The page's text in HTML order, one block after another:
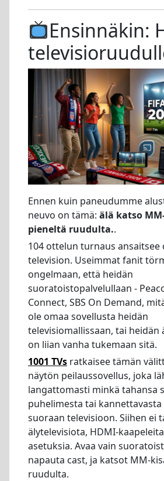
Ensinnäkin:
Ennen kuin paneudumme
neuvo on tämä: älä katso
pieneltä ruudulta..
104 ottelun turnaus ansaitsee
television. Useimmat fanit
ongelmaan, että heidän
suoratoistopalvelullaan -
Connect, SBS On Demand,
ole omaa sovellusta heidän
televisiomallissaan, tai heidän
on liian vanha tukemaan sitä.
1001 TVs ratkaisee tämän
näytön peilaussovellus, joka
langattomasti minkä tahansa
puhelimesta tai
suoraan televisioon. Siihen ei
älytelevisiota, HDMI-
asetuksia. Avaa vain
napauta cast, ja katsot MM-
ruudulta.